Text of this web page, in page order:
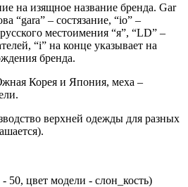
на изящное название бренда. Gar
“gara” – состязание, “io” –
местоимения “я”, “LD” –
“i” на конце указывает на
бренда.
Корея и Япония, меха –
верхней одежды для разных
50, цвет модели - слон_кость)